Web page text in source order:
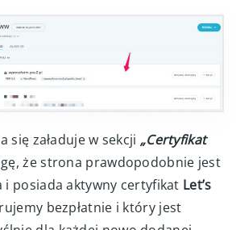
się załaduje w sekcji „Certyfikat
że strona prawdopodobnie jest
i posiada aktywny certyfikat Let’s
bezpłatnie i który jest